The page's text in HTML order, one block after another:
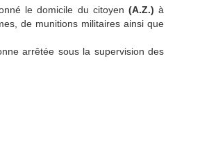
le domicile du citoyen (A.Z.) à
de munitions militaires ainsi que
arrêtée sous la supervision des